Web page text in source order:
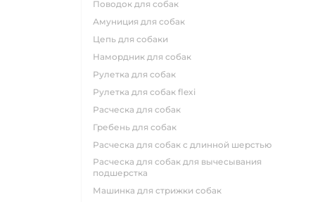
поводок для собак
амуниция для собак
цепь для собаки
намордник для собак
рулетка для собак
рулетка для собак flexi
расческа для собак
гребень для собак
расческа для собак с длинной шерстью
расческа для собак для вычесывания
подшерстка
машинка для стрижки собак